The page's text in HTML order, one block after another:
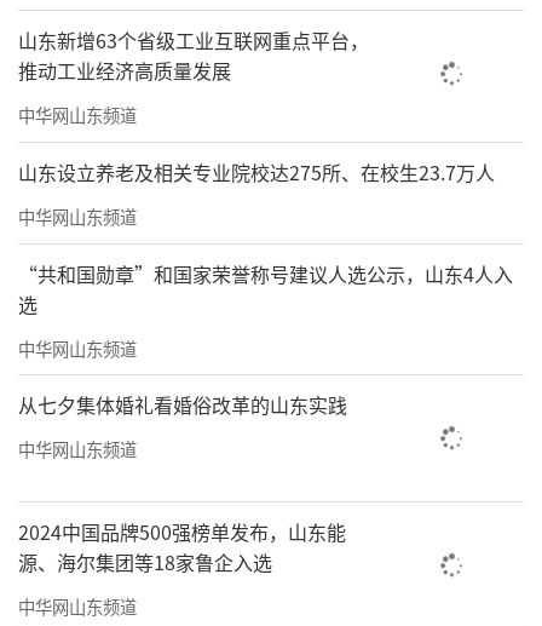
山东新增63个省级工业互联网重点平台，
推动工业经济高质量发展
中华网山东频道
山东设立养老及相关专业院校达275所、在校生23.7万人
中华网山东频道
“共和国勋章”和国家荣誉称号建议人选公示，山东4人入
选
中华网山东频道
从七夕集体婚礼看婚俗改革的山东实践
中华网山东频道
2024中国品牌500强榜单发布，山东能
源、海尔集团等18家鲁企入选
中华网山东频道